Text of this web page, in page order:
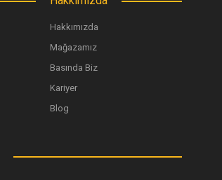
Hakkımızda
Mağazamız
Basında Biz
Kariyer
Blog